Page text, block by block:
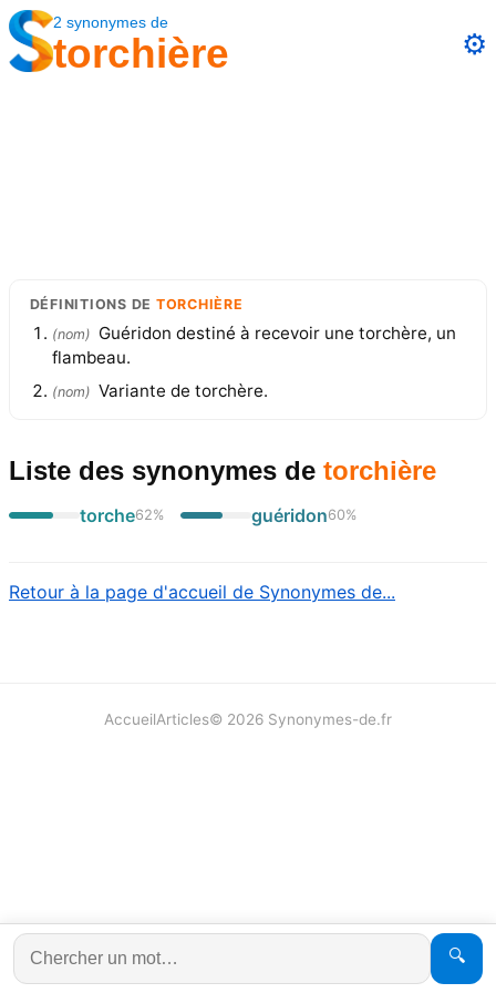
2 synonymes de
torchière ⚙️
DÉFINITIONS DE TORCHIÈRE
(nom) Guéridon destiné à recevoir une torchère, un
flambeau.
(nom) Variante de torchère.
Liste des synonymes de torchière
torche62% guéridon60%
Retour à la page d'accueil de Synonymes de...
🔍
AccueilArticles© 2026 Synonymes-de.fr